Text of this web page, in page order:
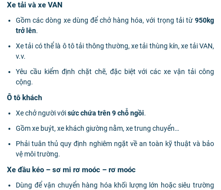
Xe tải và xe VAN
Gồm các dòng xe dùng để chở hàng hóa, với trọng tải từ 950kg
trở lên.
Xe tải có thể là ô tô tải thông thường, xe tải thùng kín, xe tải VAN,
v.v.
Yêu cầu kiểm định chặt chẽ, đặc biệt với các xe vận tải công
cộng.
Ô tô khách
Xe chở người vớisức chứa trên 9 chỗ ngồi.
Gồm xe buýt, xe khách giường nằm, xe trung chuyển…
Phải tuân thủ quy định nghiêm ngặt về an toàn kỹ thuật và bảo
vệ môi trường.
Xe đầu kéo – sơ mi rơ moóc – rơ moóc
Dùng để vận chuyển hàng hóa khối lượng lớn hoặc siêu trường